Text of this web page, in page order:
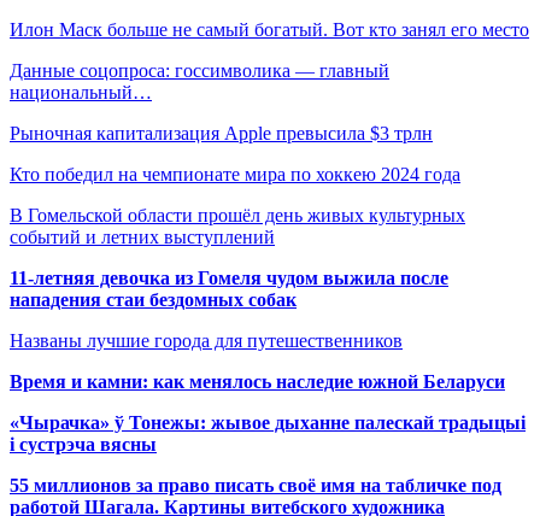
Илон Маск больше не самый богатый. Вот кто занял его место
Данные соцопроса: госсимволика — главный
национальный…
Рыночная капитализация Apple превысила $3 трлн
Кто победил на чемпионате мира по хоккею 2024 года
В Гомельской области прошёл день живых культурных
событий и летних выступлений
11-летняя девочка из Гомеля чудом выжила после
нападения стаи бездомных собак
Названы лучшие города для путешественников
Время и камни: как менялось наследие южной Беларуси
«Чырачка» ў Тонежы: жывое дыханне палескай традыцыі
і сустрэча вясны
55 миллионов за право писать своё имя на табличке под
работой Шагала. Картины витебского художника